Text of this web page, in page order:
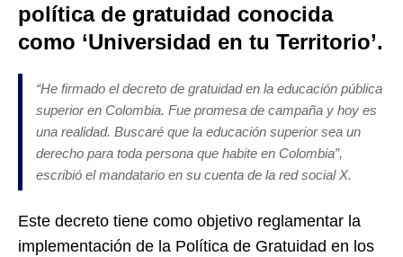
política de gratuidad conocida
como ‘Universidad en tu Territorio’.
“He firmado el decreto de gratuidad en la educación pública
superior en Colombia. Fue promesa de campaña y hoy es
una realidad. Buscaré que la educación superior sea un
derecho para toda persona que habite en Colombia”,
escribió el mandatario en su cuenta de la red social X.
Este decreto tiene como objetivo reglamentar la
implementación de la Política de Gratuidad en los